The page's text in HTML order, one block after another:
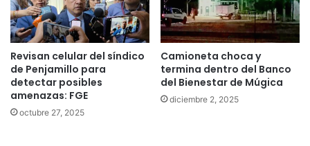
Revisan celular del síndico
de Penjamillo para
detectar posibles
amenazas: FGE
octubre 27, 2025
Camioneta choca y
termina dentro del Banco
del Bienestar de Múgica
diciembre 2, 2025